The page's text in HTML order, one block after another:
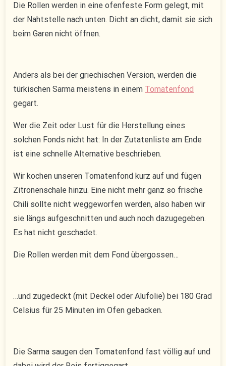
Die Rollen werden in eine ofenfeste Form gelegt, mit
der Nahtstelle nach unten. Dicht an dicht, damit sie sich
beim Garen nicht öffnen.
Anders als bei der griechischen Version, werden die
türkischen Sarma meistens in einem Tomatenfond
gegart.
Wer die Zeit oder Lust für die Herstellung eines
solchen Fonds nicht hat: In der Zutatenliste am Ende
ist eine schnelle Alternative beschrieben.
Wir kochen unseren Tomatenfond kurz auf und fügen
Zitronenschale hinzu. Eine nicht mehr ganz so frische
Chili sollte nicht weggeworfen werden, also haben wir
sie längs aufgeschnitten und auch noch dazugegeben.
Es hat nicht geschadet.
Die Rollen werden mit dem Fond übergossen…
…und zugedeckt (mit Deckel oder Alufolie) bei 180 Grad
Celsius für 25 Minuten im Ofen gebacken.
Die Sarma saugen den Tomatenfond fast völlig auf und